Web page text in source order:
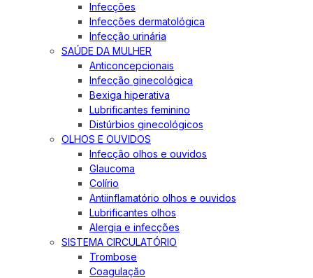
Infecções
Infecções dermatológica
Infecção urinária
SAÚDE DA MULHER
Anticoncepcionais
Infecção ginecológica
Bexiga hiperativa
Lubrificantes feminino
Distúrbios ginecológicos
OLHOS E OUVIDOS
Infecção olhos e ouvidos
Glaucoma
Colírio
Antiinflamatório olhos e ouvidos
Lubrificantes olhos
Alergia e infecções
SISTEMA CIRCULATÓRIO
Trombose
Coagulação